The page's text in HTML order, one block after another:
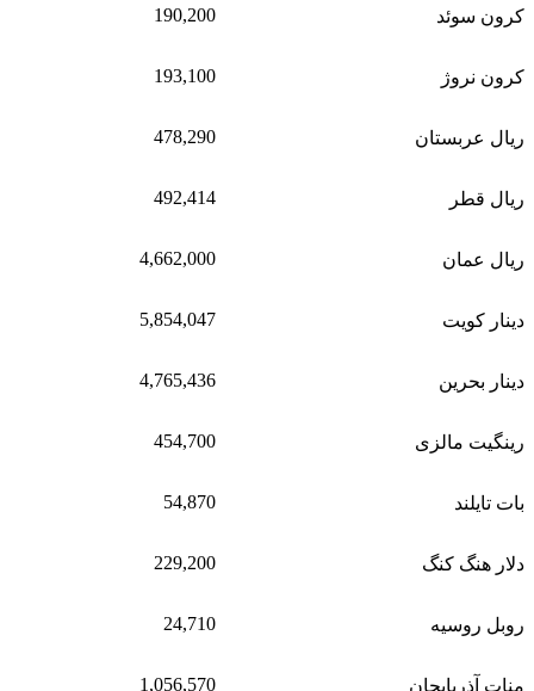
کرون سوئد 190,200
کرون نروژ 193,100
ریال عربستان 478,290
ریال قطر 492,414
ریال عمان 4,662,000
دینار کویت 5,854,047
دینار بحرین 4,765,436
رینگیت مالزی 454,700
بات تایلند 54,870
دلار هنگ کنگ 229,200
روبل روسیه 24,710
منات آذربایجان 1,056,570